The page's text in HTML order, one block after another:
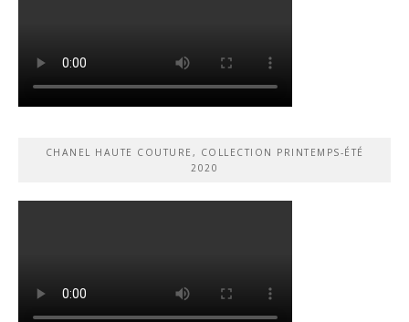
CHANEL HAUTE COUTURE, COLLECTION PRINTEMPS-ÉTÉ
2020